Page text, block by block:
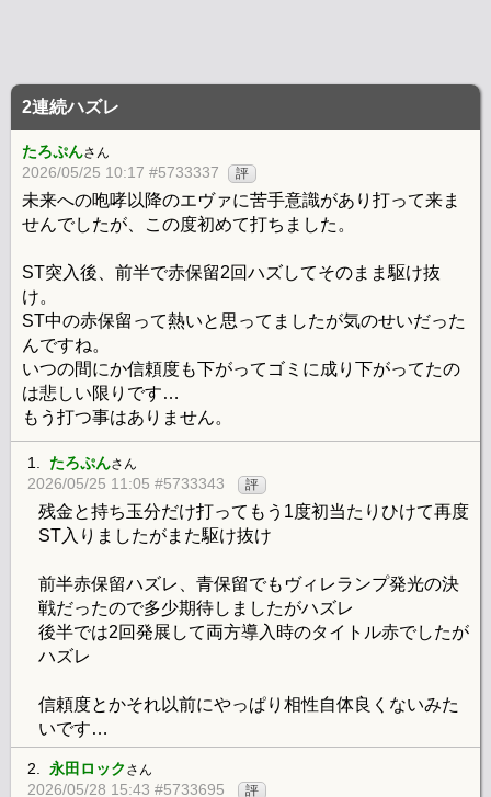
2連続ハズレ
たろぷんさん
2026/05/25 10:17 #5733337 評
未来への咆哮以降のエヴァに苦手意識があり打って来ま
せんでしたが、この度初めて打ちました。
ST突入後、前半で赤保留2回ハズしてそのまま駆け抜
け。
ST中の赤保留って熱いと思ってましたが気のせいだった
んですね。
いつの間にか信頼度も下がってゴミに成り下がってたの
は悲しい限りです…
もう打つ事はありません。
1. たろぷんさん
2026/05/25 11:05 #5733343 評
残金と持ち玉分だけ打ってもう1度初当たりひけて再度
ST入りましたがまた駆け抜け
前半赤保留ハズレ、青保留でもヴィレランプ発光の決
戦だったので多少期待しましたがハズレ
後半では2回発展して両方導入時のタイトル赤でしたが
ハズレ
信頼度とかそれ以前にやっぱり相性自体良くないみた
いです…
2. 永田ロック さん
2026/05/28 15:43 #5733695 評